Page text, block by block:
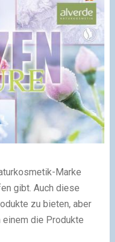
Marke
gibt. Auch diese
zu bieten, aber
einem die Produkte